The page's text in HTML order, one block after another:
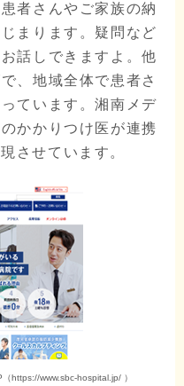
者さんやご家族の納
まります。疑問など
話しできますよ。他
、地域全体で患者さ
ています。湘南メデ
かかりつけ医が連携
させています。
https://www.sbc-hospital.jp/ ）